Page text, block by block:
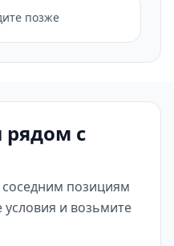
позже
с
позициям
условия и возьмите